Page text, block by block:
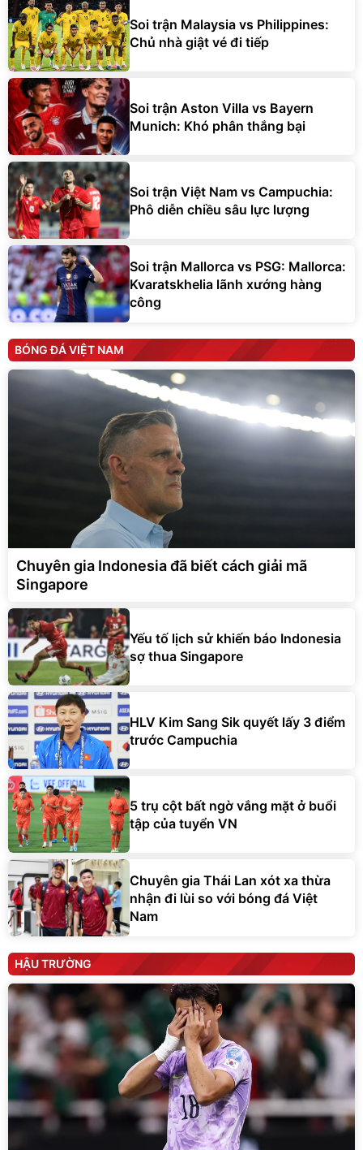
Soi trận Malaysia vs Philippines:
Chủ nhà giật vé đi tiếp
Soi trận Aston Villa vs Bayern
Munich: Khó phân thắng bại
Soi trận Việt Nam vs Campuchia:
Phô diễn chiều sâu lực lượng
Soi trận Mallorca vs PSG: Mallorca:
Kvaratskhelia lãnh xướng hàng
công
BÓNG ĐÁ VIỆT NAM
Chuyên gia Indonesia đã biết cách giải mã
Singapore
Yếu tố lịch sử khiến báo Indonesia
sợ thua Singapore
HLV Kim Sang Sik quyết lấy 3 điểm
trước Campuchia
5 trụ cột bất ngờ vắng mặt ở buổi
tập của tuyển VN
Chuyên gia Thái Lan xót xa thừa
nhận đi lùi so với bóng đá Việt
Nam
HẬU TRƯỜNG